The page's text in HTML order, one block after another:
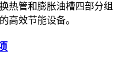
热管和膨胀油槽四部分组
高效节能设备。